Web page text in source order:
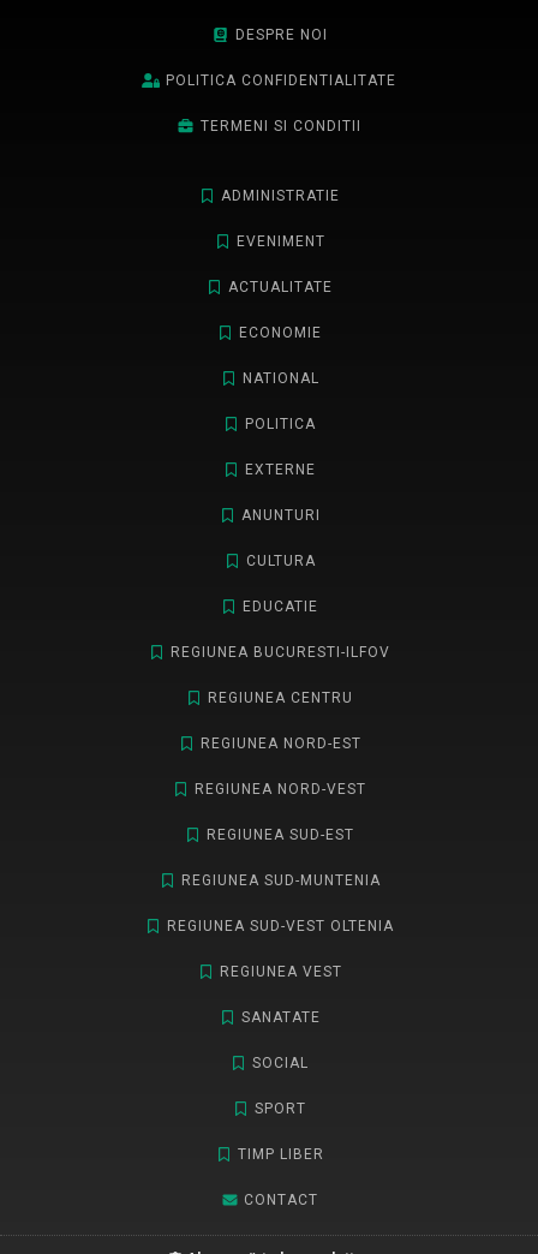
DESPRE NOI
POLITICA CONFIDENTIALITATE
TERMENI SI CONDITII
ADMINISTRATIE
EVENIMENT
ACTUALITATE
ECONOMIE
NATIONAL
POLITICA
EXTERNE
ANUNTURI
CULTURA
EDUCATIE
REGIUNEA BUCURESTI-ILFOV
REGIUNEA CENTRU
REGIUNEA NORD-EST
REGIUNEA NORD-VEST
REGIUNEA SUD-EST
REGIUNEA SUD-MUNTENIA
REGIUNEA SUD-VEST OLTENIA
REGIUNEA VEST
SANATATE
SOCIAL
SPORT
TIMP LIBER
CONTACT